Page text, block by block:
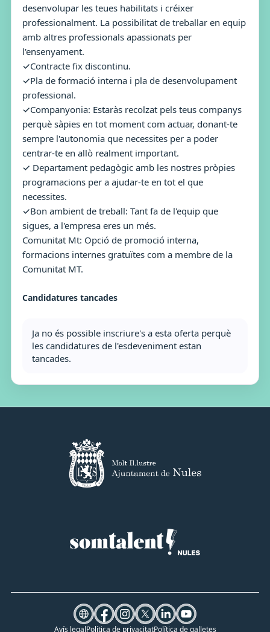
desenvolupar les teues habilitats i créixer
professionalment. La possibilitat de treballar en equip
amb altres professionals apassionats per
l'ensenyament.
✓Contracte fix discontinu.
✓Pla de formació interna i pla de desenvolupament
professional.
✓Companyonia: Estaràs recolzat pels teus companys
perquè sàpies en tot moment com actuar, donant-te
sempre l'autonomia que necessites per a poder
centrar-te en allò realment important.
✓ Departament pedagògic amb les nostres pròpies
programacions per a ajudar-te en tot el que
necessites.
✓Bon ambient de treball: Tant fa de l'equip que
sigues, a l'empresa eres un més.
Comunitat Mt: Opció de promoció interna,
formacions internes gratuïtes com a membre de la
Comunitat MT.
Candidatures tancades
Ja no és possible inscriure's a esta oferta perquè
les candidatures de l'esdeveniment estan
tancades.
Avís legalPolítica de privacitatPolítica de galletes